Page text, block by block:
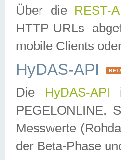
Über die REST-
HTTP-URLs
mobile Clients
HyDAS-API
Die HyDAS-API
PEGELONLINE.
Messwerte
der Beta-Phase